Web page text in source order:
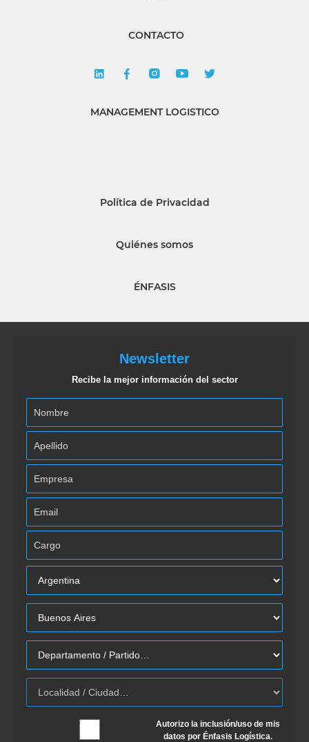
CONTACTO
MANAGEMENT LOGISTICO
Política de Privacidad
Quiénes somos
ÉNFASIS
Newsletter
Recibe la mejor información del sector
Autorizo la inclusión/uso de mis
datos por Énfasis Logística.